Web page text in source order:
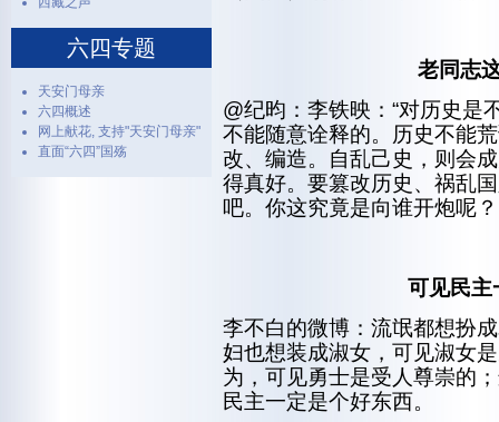
老同志
@纪昀：李铁映：“对历史是
不能随意诠释的。历史不能
改、编造。自乱己史，则会
得真好。要篡改历史、祸乱
吧。你这究竟是向谁开炮呢？
可见民主
李不白的微博：流氓都想扮
妇也想装成淑女，可见淑女
为，可见勇士是受人尊崇的
民主一定是个好东西。
六四专题
天安门母亲
六四概述
网上献花, 支持"天安门母亲"
直面“六四”国殇